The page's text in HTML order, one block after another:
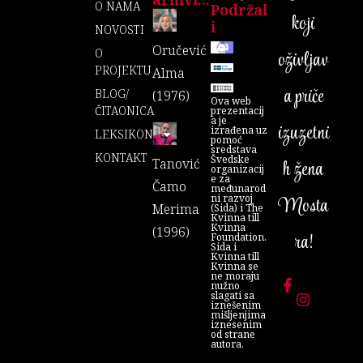
O NAMA
NOVOSTI
O
PROJEKTU
BLOG/
ČITAONICA
LEKSIKON
KONTAKT
Oručević
Alma
(1976)
Tanović
Čamo
Merima
(1996)
Podržal
I
Ova web
prezentacij
a je
izrađena uz
pomoć
sredstava
Švedske
organizacij
e za
međunarod
ni razvoj
(Sida) i The
Kvinna till
Kvinna
Foundation.
Sida i
Kvinna till
Kvinna se
ne moraju
nužno
slagati sa
iznešenim
mišljenjima
iznesenim
od strane
autora.
koji
oživljav
a priče
izuzetni
h žena
Mosta
ra!